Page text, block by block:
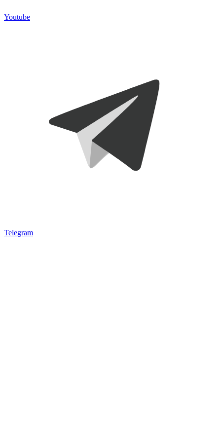
Youtube
Telegram